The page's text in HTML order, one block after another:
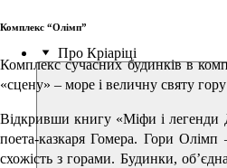
Про Кріаріці
Комплекс “Олімп”
Комплекс сучасних будинків в
«сцену» – море і величну святу
Відкривши книгу «Міфи і легенди
поета-казкаря Гомера. Гори Олімп
схожість з горами. Будинки,